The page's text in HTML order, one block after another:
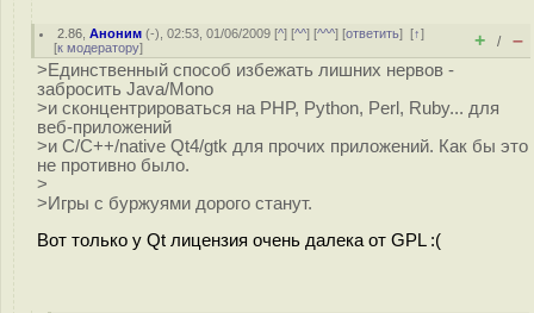
2.86 ,Аноним (-), 02:53, 01/06/2009 [^] [^^] [^^^] [ответить][↑]
[к модератору] + / –
>Единственный способ избежать лишних нервов -
забросить Java/Mono
>и сконцентрироваться на PHP, Python, Perl, Ruby... для
веб-приложений
>и С/С++/native Qt4/gtk для прочих приложений. Как бы это
не противно было.
>
>Игры с буржуями дорого станут.
Вот только у Qt лицензия очень далека от GPL :(